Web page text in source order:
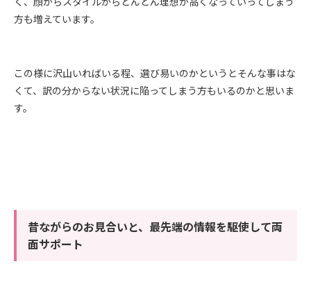
方も増えています。
この様に沢山いればいる程、選び易いのかというとそんな事はな
くて、訳の分からない状況に陥ってしまう方もいるのかと思いま
す。
昔ながらのお見合いと、最先端の情報を駆使して両
面サポート